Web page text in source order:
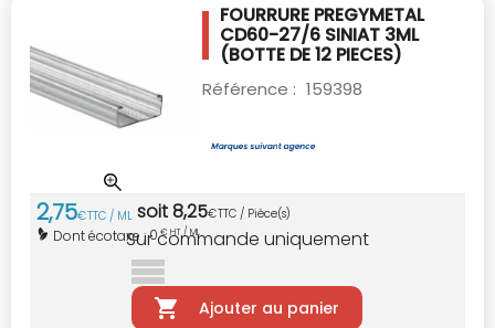
FOURRURE PREGYMETAL
CD60-27/6 SINIAT 3ML
(BOTTE DE 12 PIECES)
Référence : 159398
2,75€TTC / ML soit8,25€TTC / Pièce(s)
Dont écotaxe :0 € HT / ML
Sur commande uniquement
Ajouter au panier